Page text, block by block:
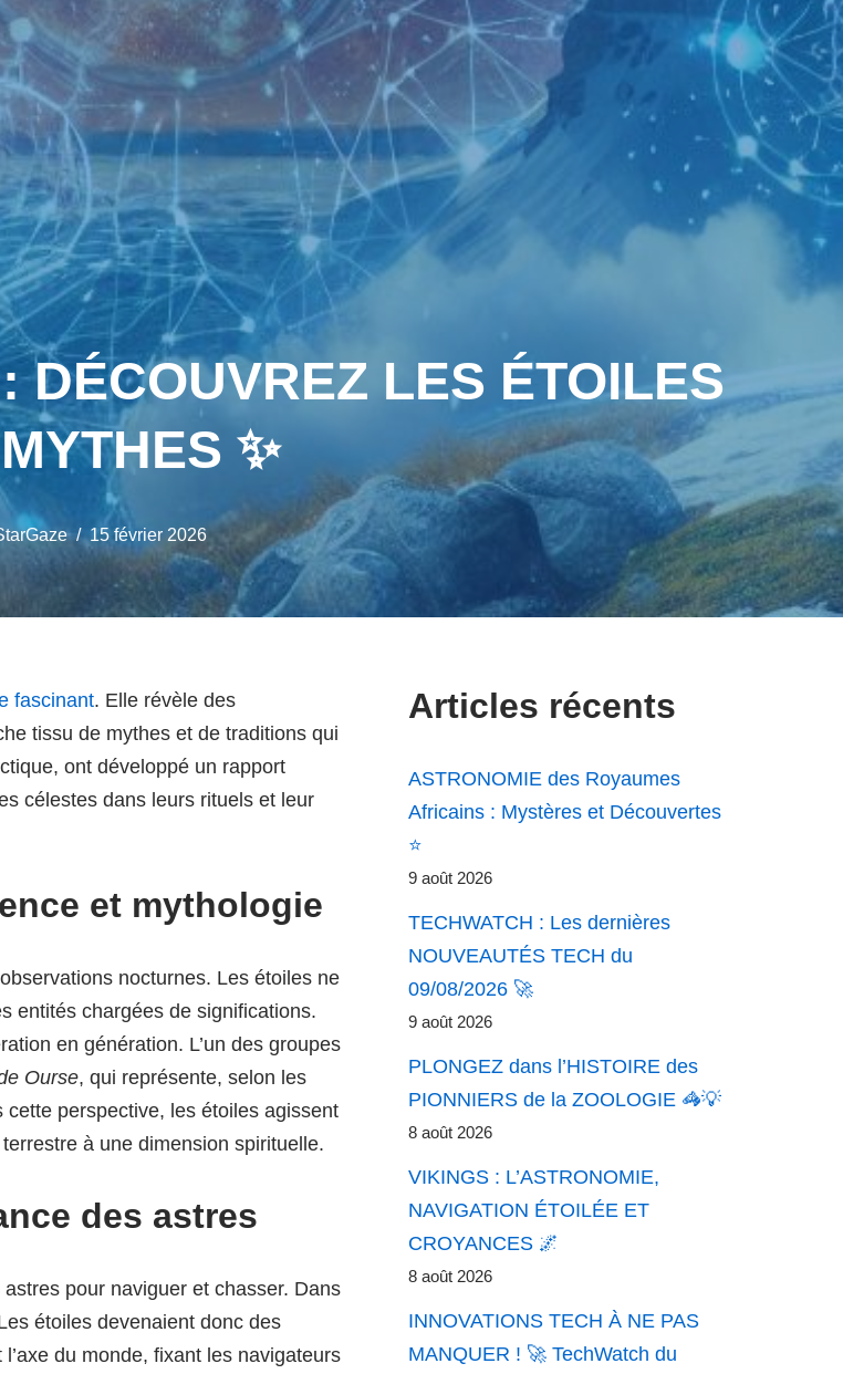
DÉCOUVREZ LES ÉTOILES
✨
15 février 2026
fascinant. Elle révèle des
tissu de mythes et de traditions qui
ont développé un rapport
célestes dans leurs rituels et leur
et mythologie
nocturnes. Les étoiles ne
entités chargées de significations.
en génération. L’un des groupes
Ourse, qui représente, selon les
perspective, les étoiles agissent
à une dimension spirituelle.
des astres
pour naviguer et chasser. Dans
étoiles devenaient donc des
l’axe du monde, fixant les navigateurs
Articles récents
ASTRONOMIE des Royaumes
Africains : Mystères et Découvertes
⭐
9 août 2026
TECHWATCH : Les dernières
NOUVEAUTÉS TECH du
09/08/2026 🚀
9 août 2026
PLONGEZ dans l’HISTOIRE des
PIONNIERS de la ZOOLOGIE 🦓💡
8 août 2026
VIKINGS : L’ASTRONOMIE,
NAVIGATION ÉTOILÉE ET
CROYANCES 🌌
8 août 2026
INNOVATIONS TECH À NE PAS
MANQUER ! 🚀 TechWatch du